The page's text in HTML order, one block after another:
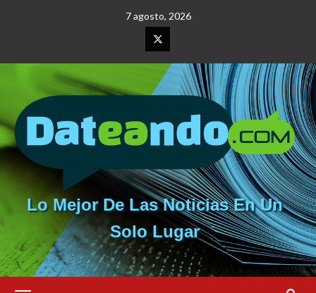
7 agosto, 2026
Elemento
del
menú
Lo Mejor De Las Noticias En Un
Solo Lugar